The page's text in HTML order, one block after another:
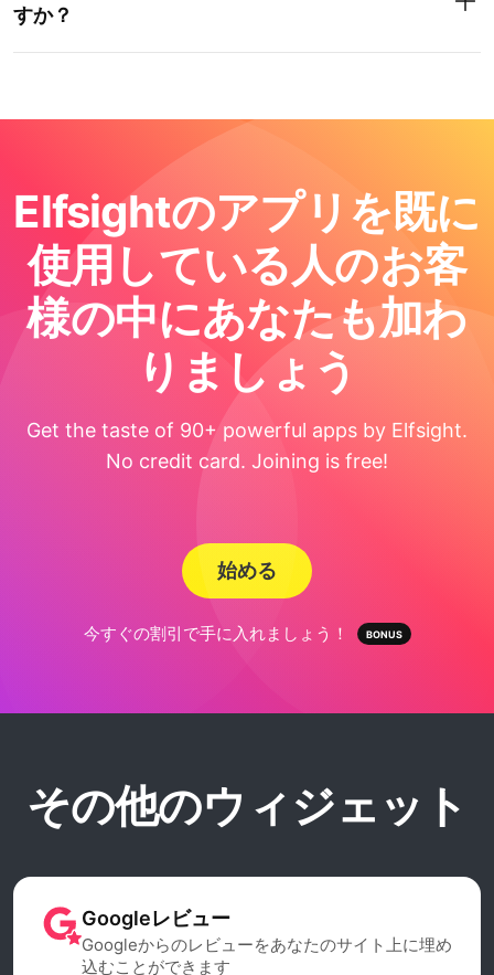
すか？
Elfsightのアプリを既に
使用している人のお客
様の中にあなたも加わ
りましょう
Get the taste of 90+ powerful apps by Elfsight.
No credit card. Joining is free!
始める
今すぐの割引で手に入れましょう！
その他のウィジェット
Googleレビュー
Googleからのレビューをあなたのサイト上に埋め
込むことができます